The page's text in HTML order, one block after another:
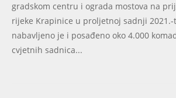
gradskom centru i ograda mostova na
rijeke Krapinice u proljetnoj sadnji 2021.-
nabavljeno je i posađeno oko 4.000
cvjetnih sadnica...